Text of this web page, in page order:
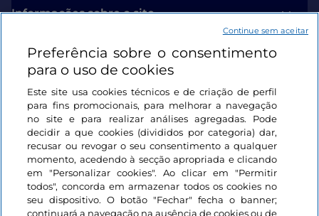
Informações sobre o site
Ligações úteis
Iniciar sessão
Mantenha-se em contacto
Preferência sobre o consentimento
para o uso de cookies
Este site usa cookies técnicos e de criação de perfil
para fins promocionais, para melhorar a navegação
no site e para realizar análises agregadas. Pode
decidir a que cookies (divididos por categoria) dar,
recusar ou revogar o seu consentimento a qualquer
momento, acedendo à secção apropriada e clicando
em "Personalizar cookies". Ao clicar em "Permitir
todos", concorda em armazenar todos os cookies no
seu dispositivo. O botão "Fechar" fecha o banner;
continuará a navegação na ausência de cookies ou de
Continue sem aceitar